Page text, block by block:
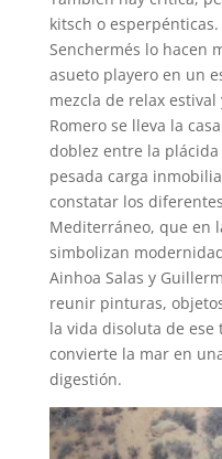
kitsch o
Senchermés lo hacen
asueto playero en un
mezcla de relax
Romero se lleva la
doblez entre la
pesada carga
constatar los
Mediterráneo, que en
simbolizan
Ainhoa Salas y
reunir pinturas,
la vida disoluta de
convierte la mar en
digestión.